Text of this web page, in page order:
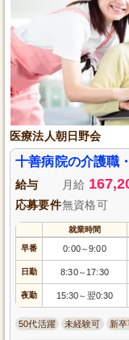
医療法人朝日野会
十善病院の介護職
給与 月給
応募要件無資格可
就業時間
早番 0:00～9:00
日勤 8:30～ 17:30
夜勤 15:30～ 翌0:30
50代活躍 未経験可 新卒